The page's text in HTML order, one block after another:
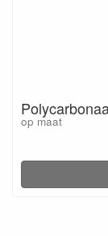
op maat